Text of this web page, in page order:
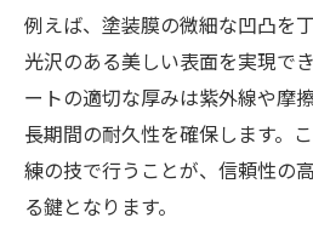
例えば、塗装膜の微細な凹凸を
光沢のある美しい表面を実現で
ートの適切な厚みは紫外線や摩
長期間の耐久性を確保します。
練の技で行うことが、信頼性の
る鍵となります。